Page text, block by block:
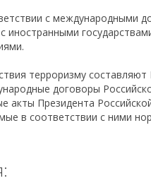
с международными
иностранными
терроризму
договоры
акты Президента
в соответствии с ними